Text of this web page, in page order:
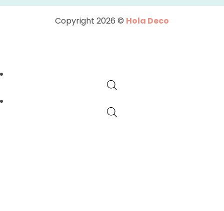
Copyright 2026 © Hola Deco